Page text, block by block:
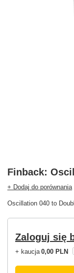
Finback:
+ Dodaj do porównania
Oscillation 040 to
Zaloguj się
+ kaucja 0,00 PLN